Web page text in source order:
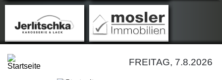
FREITAG, 7.8.2026